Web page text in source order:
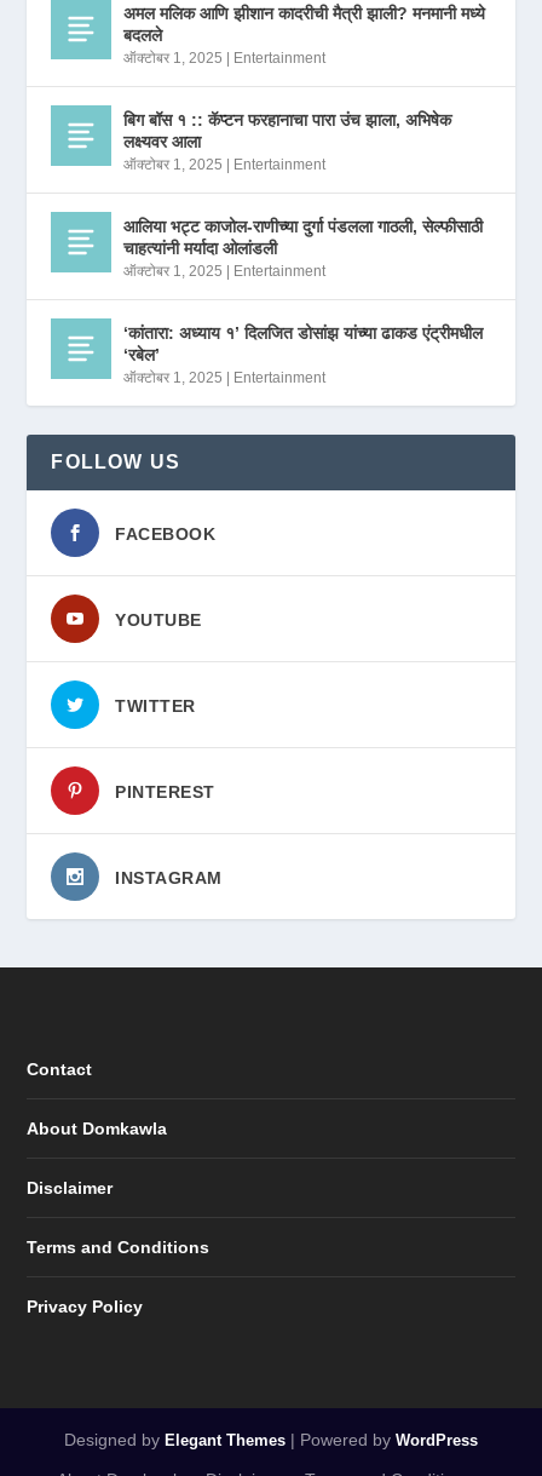
अमल मलिक आणि झीशान कादरीची मैत्री झाली? मनमानी मध्ये
बदलले
ऑक्टोबर 1, 2025 Entertainment
बिग बॉस १ :: कॅप्टन फरहानाचा पारा उंच झाला, अभिषेक
लक्ष्यवर आला
ऑक्टोबर 1, 2025 Entertainment
आलिया भट्ट काजोल-राणीच्या दुर्गा पंडलला गाठली, सेल्फीसाठी
चाहत्यांनी मर्यादा ओलांडली
ऑक्टोबर 1, 2025 Entertainment
‘कांतारा: अध्याय १’ दिलजित डोसांझ यांच्या ढाकड एंट्रीमधील
‘रबेल’
ऑक्टोबर 1, 2025 Entertainment
FOLLOW US
FACEBOOK
YOUTUBE
TWITTER
PINTEREST
INSTAGRAM
Contact
About Domkawla
Disclaimer
Terms and Conditions
Privacy Policy
Designed by Elegant Themes | Powered by WordPress